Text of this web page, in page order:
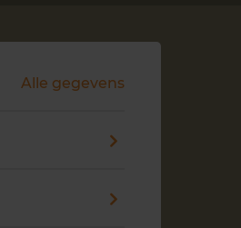
Alle gegevens